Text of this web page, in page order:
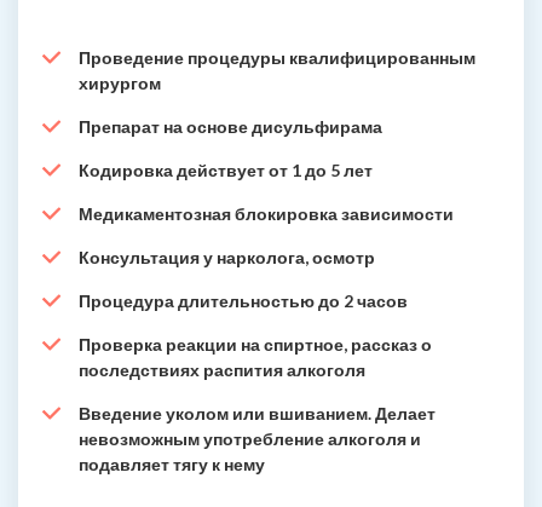
Проведение процедуры квалифицированным
хирургом
Препарат на основе дисульфирама
Кодировка действует от 1 до 5 лет
Медикаментозная блокировка зависимости
Консультация у нарколога, осмотр
Процедура длительностью до 2 часов
Проверка реакции на спиртное, рассказ о
последствиях распития алкоголя
Введение уколом или вшиванием. Делает
невозможным употребление алкоголя и
подавляет тягу к нему